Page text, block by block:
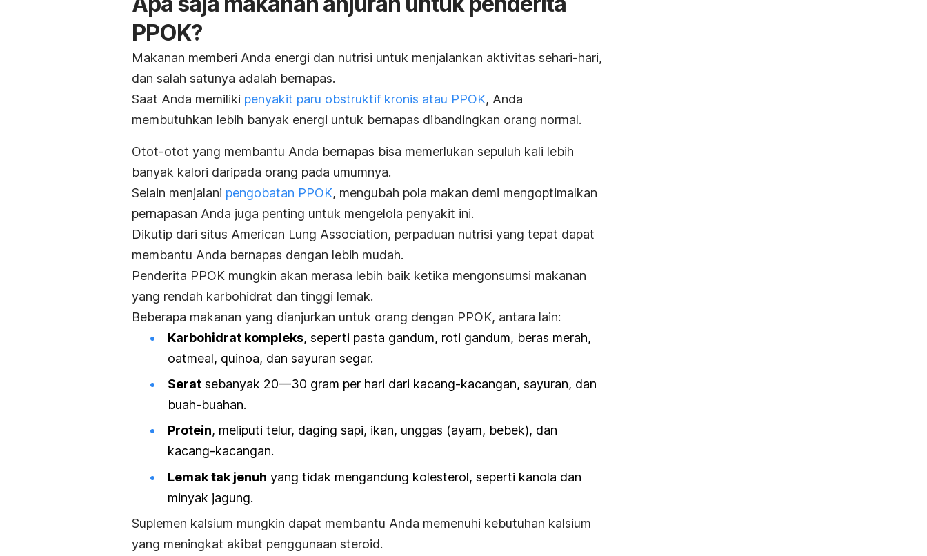
PPOK?
Makanan memberi Anda energi dan nutrisi untuk menjalankan aktivitas sehari-hari,
dan salah satunya adalah bernapas.
Saat Anda memiliki penyakit paru obstruktif kronis atau PPOK, Anda
membutuhkan lebih banyak energi untuk bernapas dibandingkan orang normal.
Otot-otot yang membantu Anda bernapas bisa memerlukan sepuluh kali lebih
banyak kalori daripada orang pada umumnya.
Selain menjalani pengobatan PPOK, mengubah pola makan demi mengoptimalkan
pernapasan Anda juga penting untuk mengelola penyakit ini.
Dikutip dari situs American Lung Association, perpaduan nutrisi yang tepat dapat
membantu Anda bernapas dengan lebih mudah.
Penderita PPOK mungkin akan merasa lebih baik ketika mengonsumsi makanan
yang rendah karbohidrat dan tinggi lemak.
Beberapa makanan yang dianjurkan untuk orang dengan PPOK, antara lain:
Karbohidrat kompleks, seperti pasta gandum, roti gandum, beras merah,
oatmeal, quinoa, dan sayuran segar.
Serat sebanyak 20—30 gram per hari dari kacang-kacangan, sayuran, dan
buah-buahan.
Protein, meliputi telur, daging sapi, ikan, unggas (ayam, bebek), dan
kacang-kacangan.
Lemak tak jenuh yang tidak mengandung kolesterol, seperti kanola dan
minyak jagung.
Suplemen kalsium mungkin dapat membantu Anda memenuhi kebutuhan kalsium
yang meningkat akibat penggunaan steroid.